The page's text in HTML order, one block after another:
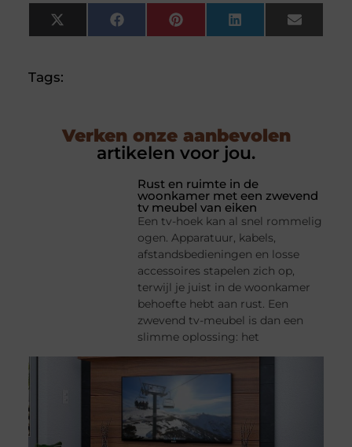
X
(Twitter)
FacebookPinterestLinkedInEmail
Tags:
Verken onze aanbevolen
artikelen voor jou.
Rust en ruimte in de
woonkamer met een zwevend
tv meubel van eiken
Een tv-hoek kan al snel rommelig
ogen. Apparatuur, kabels,
afstandsbedieningen en losse
accessoires stapelen zich op,
terwijl je juist in de woonkamer
behoefte hebt aan rust. Een
zwevend tv-meubel is dan een
slimme oplossing: het